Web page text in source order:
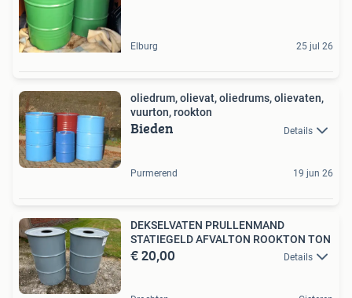
Elburg 25 jul 26
oliedrum, olievat, oliedrums, olievaten,
vuurton, rookton
Bieden Details
Purmerend 19 jun 26
DEKSELVATEN PRULLENMAND
STATIEGELD AFVALTON ROOKTON TON
€ 20,00 Details